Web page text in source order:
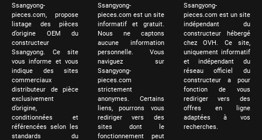
Ssangyong-
pieces.com, propose
listage des pièces
d’origine OEM du
constructeur
Ssangyong. Ce site
vous informe et vous
indique des sites
commerciaux
distributeur de pièce
exclusivement
d’origine,
conditionnées et
référencées selon les
standards du
Ssangyong-
pieces.com est un site
informatif et gratuit.
Nous ne captons
aucune information
personnelle. Vous
naviguez sur
Ssangyong-
pieces.com
strictement
anonymes. Certains
liens, pourrons vous
rediriger vers des
sites dont le
fonctionnement peut
Ssangyong-
pieces.com est un site
indépendant du
constructeur hébergé
chez OVH. Ce site,
uniquement informatif
et indépendant du
réseau officiel du
constructeur a pour
fonction de vous
rediriger vers des
offres en ligne
adaptées à vos
recherches.